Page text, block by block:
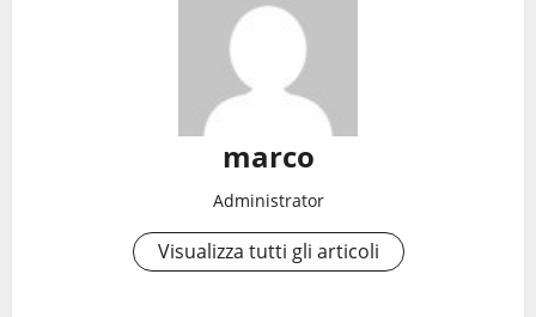
marco
Administrator
Visualizza tutti gli articoli